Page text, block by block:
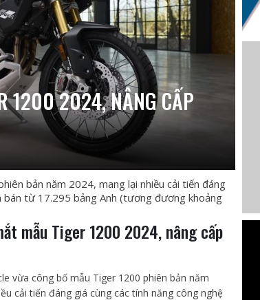
1200 2024, NÂNG CẤP
bản năm 2024, mang lại nhiều cải tiến đáng
bán từ 17.295 bảng Anh (tương đương khoảng
mẫu Tiger 1200 2024, nâng cấp
vừa công bố mẫu Tiger 1200 phiên bản năm
cải tiến đáng giá cùng các tính năng công nghệ